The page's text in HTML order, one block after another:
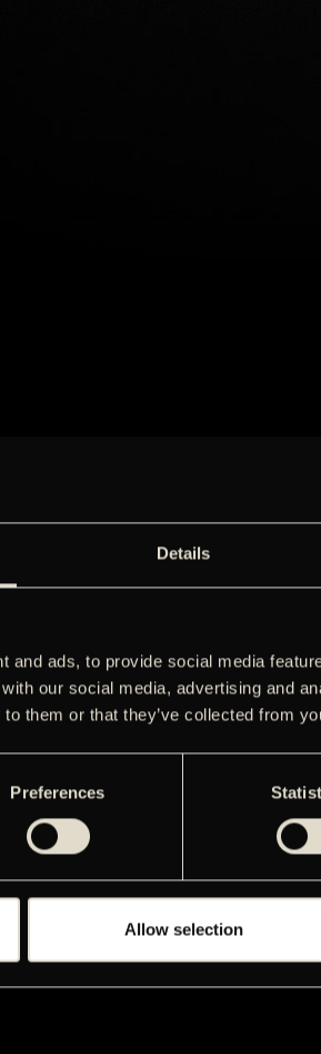
Details
and ads, to provide social media
our social media, advertising and
them or that they’ve collected from
Preferences
Allow selection